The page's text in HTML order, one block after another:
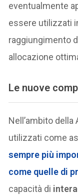
eventualmente
essere utilizzati
raggiungimento
allocazione
Le nuove
Nell’ambito
utilizzati come
sempre più
come quelle di
capacità di